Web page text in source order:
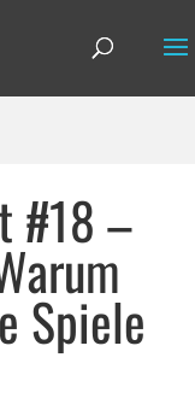
#18 –
Spiele